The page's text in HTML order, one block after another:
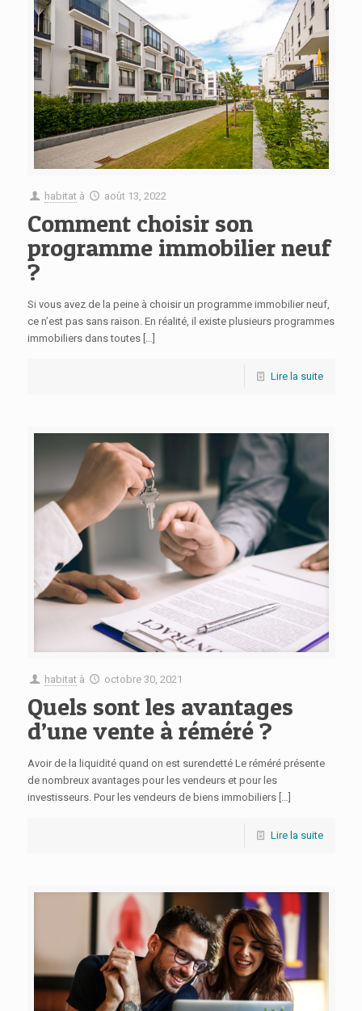
habitat à août 13, 2022
Comment choisir son
programme immobilier neuf
?
Si vous avez de la peine à choisir un programme immobilier neuf,
ce n’est pas sans raison. En réalité, il existe plusieurs programmes
immobiliers dans toutes[…]
Lire la suite
habitat à octobre 30, 2021
Quels sont les avantages
d’une vente à réméré ?
Avoir de la liquidité quand on est surendetté Le réméré présente
de nombreux avantages pour les vendeurs et pour les
investisseurs. Pour les vendeurs de biens immobiliers[…]
Lire la suite